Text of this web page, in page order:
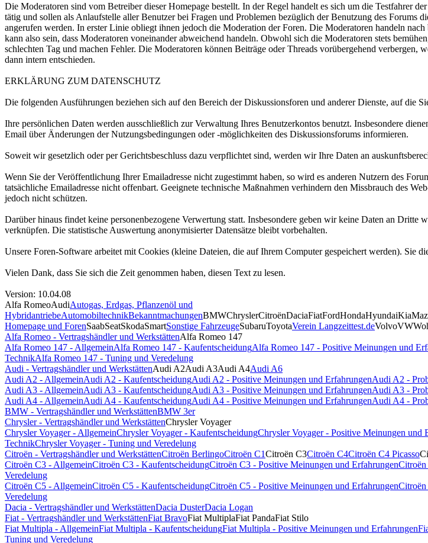
Die Moderatoren sind vom Betreiber dieser Homepage bestellt. In der Regel handelt es sich um die Testfahrer
tätig und sollen als Anlaufstelle aller Benutzer bei Fragen und Problemen bezüglich der Benutzung des Forums
angerufen werden. In erster Linie obliegt ihnen jedoch die Moderation der Foren. Die Moderatoren handeln
kann also sein, dass Moderatoren voneinander abweichend handeln. Obwohl sich die Moderatoren stets
schlechten Tag und machen Fehler. Die Moderatoren können Beiträge oder Threads vorübergehend
dann intern entschieden.
ERKLÄRUNG ZUM DATENSCHUTZ
Die folgenden Ausführungen beziehen sich auf den Bereich der Diskussionsforen und anderer Dienste, auf die
Ihre persönlichen Daten werden ausschließlich zur Verwaltung Ihres Benutzerkontos benutzt. Insbesondere
Email über Änderungen der Nutzungsbedingungen oder -möglichkeiten des Diskussionsforums informieren.
Soweit wir gesetzlich oder per Gerichtsbeschluss dazu verpflichtet sind, werden wir Ihre Daten an
Wenn Sie der Veröffentlichung Ihrer Emailadresse nicht zugestimmt haben, so wird es anderen Nutzern des
tatsächliche Emailadresse nicht offenbart. Geeignete technische Maßnahmen verhindern den Missbrauch des
jedoch nicht schützen.
Darüber hinaus findet keine personenbezogene Verwertung statt. Insbesondere geben wir keine Daten an
verknüpfen. Die statistische Auswertung anonymisierter Datensätze bleibt vorbehalten.
Unsere Foren-Software arbeitet mit Cookies (kleine Dateien, die auf Ihrem Computer gespeichert werden). Sie
Vielen Dank, dass Sie sich die Zeit genommen haben, diesen Text zu lesen.
Version: 10.04.08
Alfa RomeoAudiAutogas, Erdgas, Pflanzenöl und
HybridantriebeAutomobiltechnikBekanntmachungenBMWChryslerCitroënDaciaFiatFordHondaHyundaiKia
Homepage und ForenSaabSeatSkodaSmartSonstige FahrzeugeSubaruToyotaVerein Langzeittest.deVolvoVW
Alfa Romeo - Vertragshändler und WerkstättenAlfa Romeo 147
Alfa Romeo 147 - AllgemeinAlfa Romeo 147 - KaufentscheidungAlfa Romeo 147 - Positive Meinungen und
TechnikAlfa Romeo 147 - Tuning und Veredelung
Audi - Vertragshändler und WerkstättenAudi A2Audi A3Audi A4Audi A6
Audi A2 - AllgemeinAudi A2 - KaufentscheidungAudi A2 - Positive Meinungen und ErfahrungenAudi A2 -
Audi A3 - AllgemeinAudi A3 - KaufentscheidungAudi A3 - Positive Meinungen und ErfahrungenAudi A3 -
Audi A4 - AllgemeinAudi A4 - KaufentscheidungAudi A4 - Positive Meinungen und ErfahrungenAudi A4 -
BMW - Vertragshändler und WerkstättenBMW 3er
Chrysler - Vertragshändler und WerkstättenChrysler Voyager
Chrysler Voyager - AllgemeinChrysler Voyager - KaufentscheidungChrysler Voyager - Positive Meinungen und
TechnikChrysler Voyager - Tuning und Veredelung
Citroën - Vertragshändler und WerkstättenCitroën BerlingoCitroën C1Citroën C3Citroën C4Citroën C4 Picasso
Citroën C3 - AllgemeinCitroën C3 - KaufentscheidungCitroën C3 - Positive Meinungen und ErfahrungenCitroën
Veredelung
Citroën C5 - AllgemeinCitroën C5 - KaufentscheidungCitroën C5 - Positive Meinungen und ErfahrungenCitroën
Veredelung
Dacia - Vertragshändler und WerkstättenDacia DusterDacia Logan
Fiat - Vertragshändler und WerkstättenFiat BravoFiat MultiplaFiat PandaFiat Stilo
Fiat Multipla - AllgemeinFiat Multipla - KaufentscheidungFiat Multipla - Positive Meinungen und Erfahrungen
Tuning und Veredelung